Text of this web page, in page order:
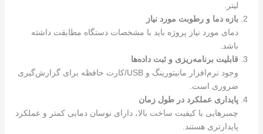
لیتر.
بازه دما و رطوبت مورد نیاز
دمای مورد نیاز پروژه باید با مشخصات دستگاه مطابقت داشته
باشد.
قابلیت برنامه‌ریزی و ثبت داده‌ها
وجود نرم‌افزار مانیتورینگ و USB/کارت حافظه برای گزارش‌گیری
ضروری است.
پایداری عملکرد در طول زمان
چمبرهایی با کیفیت ساخت بالا، دارای نوسان دمایی کمتر و عملکرد
پایدارتری هستند.